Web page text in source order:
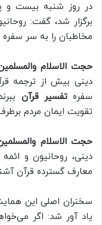
در روز شنبه بیست و
برگزار شد، گفت:
مخاطبان را به سر سفره
حجت الاسلام
دینی بیش از ترجمه
سفرهتفسیر قرآن
تقویت ایمان مردم
حجت الاسلام
دینی، روحانیون و
معارف گسترده قرآن
سخنران اصلی این
یاد آور شد: اگر